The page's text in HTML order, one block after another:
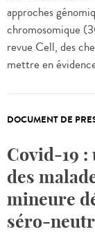
approches
chromosomique
revue Cell, des
mettre en
DOCUMENT DE
Covid-19
des
mineure
séro-